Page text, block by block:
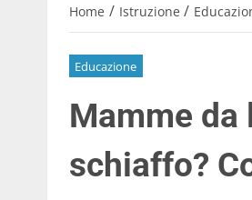
Home / Istruzione /
Educazione
Mamme da
schiaffo?